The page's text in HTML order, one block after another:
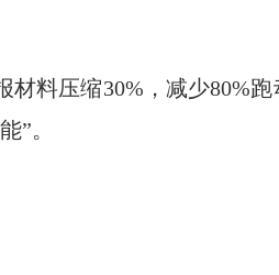
料压缩30%，减少80%
”。